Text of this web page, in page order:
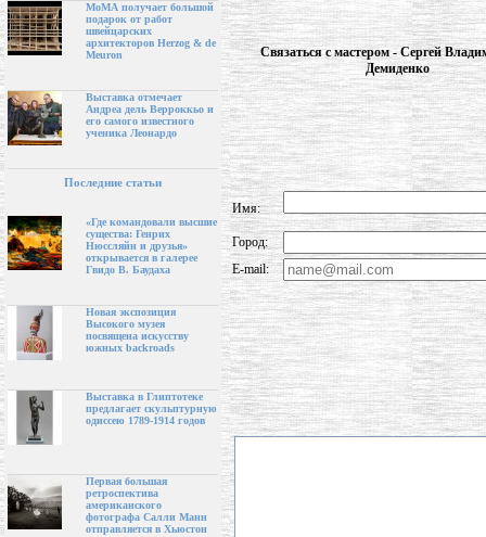
МоМА получает большой
подарок от работ
швейцарских
архитекторов Herzog & de
Meuron
Выставка отмечает
Андреа дель Верроккьо и
его самого известного
ученика Леонардо
Последние статьи
«Где командовали высшие
существа: Генрих
Нюссляйн и друзья»
открывается в галерее
Гвидо В. Баудаха
Новая экспозиция
Высокого музея
посвящена искусству
южных backroads
Выставка в Глиптотеке
предлагает скульптурную
одиссею 1789-1914 годов
Первая большая
ретроспектива
американского
фотографа Салли Манн
отправляется в Хьюстон
Связаться с мастером - Сергей
Демиденко
Имя:
Город:
E-mail: